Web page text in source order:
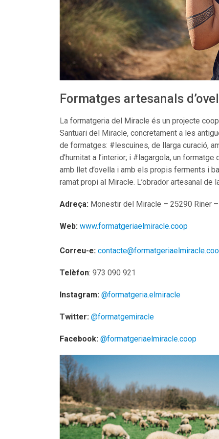
Formatges artesanals
La formatgeria del Miracle és un projecte
Santuari del Miracle, concretament a les
de formatges: #lescuines, de llarga curació,
d’humitat a l’interior; i #lagargola, un
amb llet d’ovella i amb els propis ferments i
ramat propi al Miracle. L’obrador artesanal
Adreça: Monestir del Miracle – 25290 Riner
Web: www.formatgeriaelmiracle.coop
Correu-e:
Telèfon: 973 090 921
Instagram: @formatgeria.elmiracle
Twitter: @formatgemiracle
Facebook: @formatgeriaelmiracle.coop